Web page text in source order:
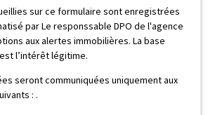
sur ce formulaire sont enregistrées
par Le responssable DPO de l'agence
aux alertes immobilières. La base
l’intérêt légitime.
seront communiquées uniquement aux
: .